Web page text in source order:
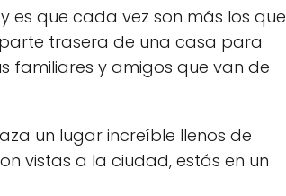
es que cada vez son más los que
trasera de una casa para
familiares y amigos que van de
un lugar increíble llenos de
vistas a la ciudad, estás en un